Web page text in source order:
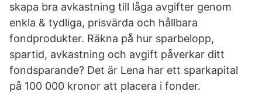
skapa bra avkastning till låga avgifter genom
enkla & tydliga, prisvärda och hållbara
fondprodukter. Räkna på hur sparbelopp,
spartid, avkastning och avgift påverkar ditt
fondsparande? Det är Lena har ett sparkapital
på 100 000 kronor att placera i fonder.